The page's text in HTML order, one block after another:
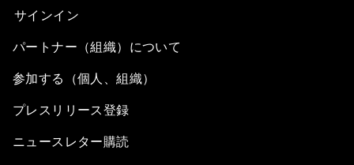
サインイン
パートナー（組織）について
参加する（個人、組織）
プレスリリース登録
ニュースレター購読